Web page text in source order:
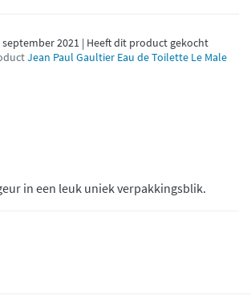
2021 | Heeft dit product gekocht
Jean Paul Gaultier Eau de Toilette Le Male
in een leuk uniek verpakkingsblik.